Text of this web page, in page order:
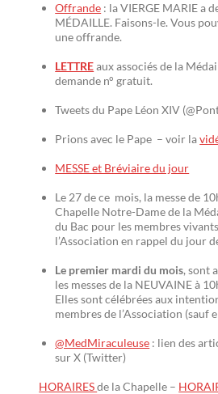
Offrande : la VIERGE MARIE a
MÉDAILLE. Faisons-le. Vous
une offrande.
LETTREaux associés de la
demande n° gratuit.
Tweets du Pape Léon XIV
Prions avec le Pape – voir la
MESSE et Bréviaire du jour
Le 27 de ce mois, la messe de
Chapelle Notre-Dame de la
du Bac pour les membres
l’Association en rappel du jour
Le premier mardi du mois, sont
les messes de la NEUVAINE à
Elles sont célébrées aux
membres de l’Association (sauf
@MedMiraculeuse : lien des
sur X (Twitter)
HORAIRESde la Chapelle –